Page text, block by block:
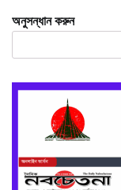
অনুসন্ধান করুন